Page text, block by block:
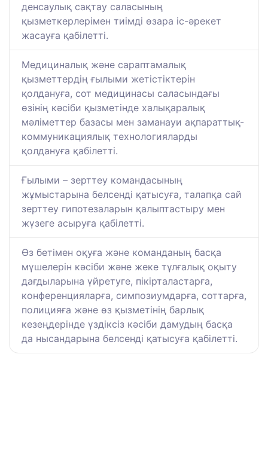
денсаулық сақтау саласының
қызметкерлерімен тиімді өзара іс-әрекет
жасауға қабілетті.
Медициналық және сараптамалық
қызметтердің ғылыми жетістіктерін
қолдануға, сот медицинасы саласындағы
өзінің кәсіби қызметінде халықаралық
мәліметтер базасы мен заманауи ақпараттық-
коммуникациялық технологияларды
қолдануға қабілетті.
Ғылыми – зерттеу командасының
жұмыстарына белсенді қатысуға, талапқа сай
зерттеу гипотезаларын қалыптастыру мен
жүзеге асыруға қабілетті.
Өз бетімен оқуға және команданың басқа
мүшелерін кәсіби және жеке тұлғалық оқыту
дағдыларына үйретуге, пікірталастарға,
конференцияларға, симпозиумдарға, соттарға,
полицияға және өз қызметінің барлық
кезеңдерінде үздіксіз кәсіби дамудың басқа
да нысандарына белсенді қатысуға қабілетті.